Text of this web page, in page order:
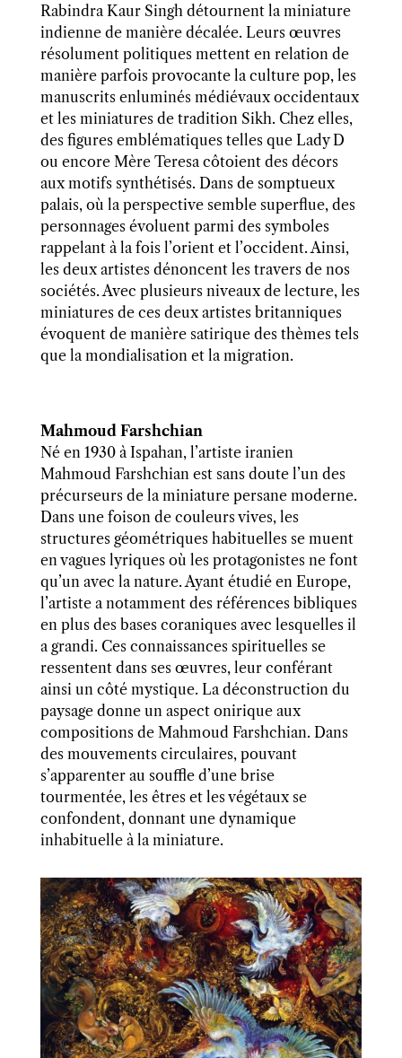
Rabindra Kaur Singh détournent la miniature
indienne de manière décalée. Leurs œuvres
résolument politiques mettent en relation de
manière parfois provocante la culture pop, les
manuscrits enluminés médiévaux occidentaux
et les miniatures de tradition Sikh. Chez elles,
des figures emblématiques telles que Lady D
ou encore Mère Teresa côtoient des décors
aux motifs synthétisés. Dans de somptueux
palais, où la perspective semble superflue, des
personnages évoluent parmi des symboles
rappelant à la fois l’orient et l’occident. Ainsi,
les deux artistes dénoncent les travers de nos
sociétés. Avec plusieurs niveaux de lecture, les
miniatures de ces deux artistes britanniques
évoquent de manière satirique des thèmes tels
que la mondialisation et la migration.
Mahmoud Farshchian
Né en 1930 à Ispahan, l’artiste iranien
Mahmoud Farshchian est sans doute l’un des
précurseurs de la miniature persane moderne.
Dans une foison de couleurs vives, les
structures géométriques habituelles se muent
en vagues lyriques où les protagonistes ne font
qu’un avec la nature. Ayant étudié en Europe,
l’artiste a notamment des références bibliques
en plus des bases coraniques avec lesquelles il
a grandi. Ces connaissances spirituelles se
ressentent dans ses œuvres, leur conférant
ainsi un côté mystique. La déconstruction du
paysage donne un aspect onirique aux
compositions de Mahmoud Farshchian. Dans
des mouvements circulaires, pouvant
s’apparenter au souffle d’une brise
tourmentée, les êtres et les végétaux se
confondent, donnant une dynamique
inhabituelle à la miniature.